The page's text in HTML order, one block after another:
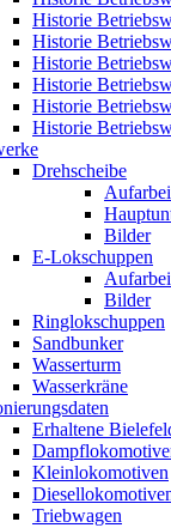
Historie
Historie
Historie
Historie
Historie
Historie
Drehscheibe
Bilder
E-Lokschuppen
Bilder
Ringlokschuppen
Sandbunker
Wasserturm
Wasserkräne
Erhaltene
Kleinlokomotiven
Triebwagen